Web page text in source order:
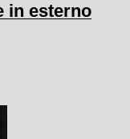
in esterno